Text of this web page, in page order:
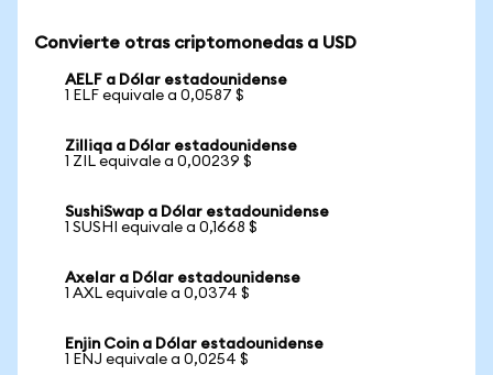
Convierte otras criptomonedas a USD
AELF a Dólar estadounidense
1 ELF equivale a 0,0587 $
Zilliqa a Dólar estadounidense
1 ZIL equivale a 0,00239 $
SushiSwap a Dólar estadounidense
1 SUSHI equivale a 0,1668 $
Axelar a Dólar estadounidense
1 AXL equivale a 0,0374 $
Enjin Coin a Dólar estadounidense
1 ENJ equivale a 0,0254 $